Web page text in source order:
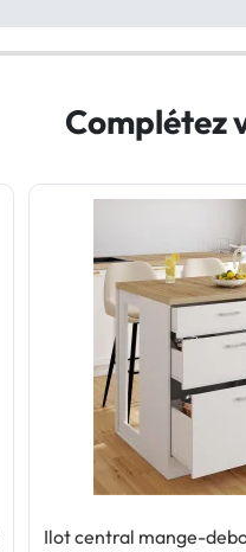
Complétez
Ilot central mange-